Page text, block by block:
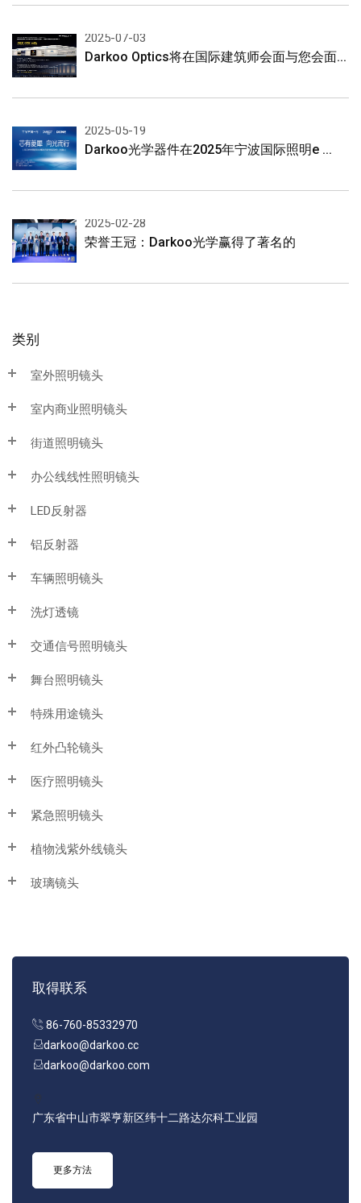
2025-07-03
Darkoo Optics将在国际建筑师会面与您会面...
2025-05-19
Darkoo光学器件在2025年宁波国际照明e ...
2025-02-28
荣誉王冠：Darkoo光学赢得了著名的
类别
室外照明镜头
室内商业照明镜头
街道照明镜头
办公线线性照明镜头
LED反射器
铝反射器
车辆照明镜头
洗灯透镜
交通信号照明镜头
舞台照明镜头
特殊用途镜头
红外凸轮镜头
医疗照明镜头
紧急照明镜头
植物浅紫外线镜头
玻璃镜头
取得联系
86-760-85332970
darkoo@darkoo.cc
darkoo@darkoo.com
广东省中山市翠亨新区纬十二路达尔科工业园
更多方法